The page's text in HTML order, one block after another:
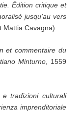
Édition critique et
jusqu’au vers
Cavagna).
et commentaire du
Minturno, 1559
e tradizioni culturali
imprenditoriale